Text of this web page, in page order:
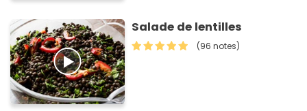
Salade de lentilles
(96 notes)